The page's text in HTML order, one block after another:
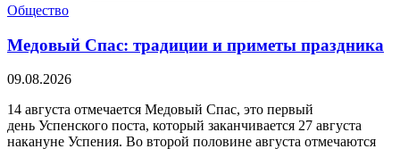
Общество
Медовый Спас: традиции и приметы праздника
09.08.2026
14 августа отмечается Медовый Спас, это первый
день Успенского поста, который заканчивается 27 августа
накануне Успения. Во второй половине августа отмечаются